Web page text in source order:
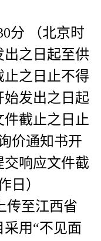
分 （北京时
出之日起至供
止之日止不得
始发出之日起
截止之日止
价通知书开
响应文件截
日）
传至江西省
用“不见面